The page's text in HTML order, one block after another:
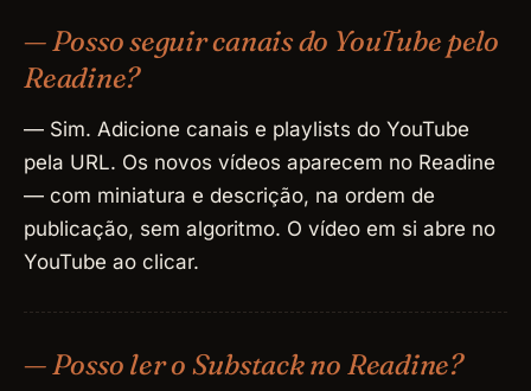
— Posso seguir canais do YouTube pelo
Readine?
— Sim. Adicione canais e playlists do YouTube
pela URL. Os novos vídeos aparecem no Readine
— com miniatura e descrição, na ordem de
publicação, sem algoritmo. O vídeo em si abre no
YouTube ao clicar.
— Posso ler o Substack no Readine?